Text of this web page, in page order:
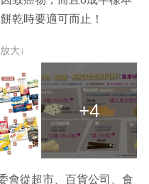
乾時要適可而止！
大↓
+4
會從超市、百貨公司、食